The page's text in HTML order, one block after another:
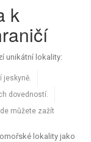
k
unikátní lokality:
jeskyně.
dovedností.
můžete zažít
lokality jako